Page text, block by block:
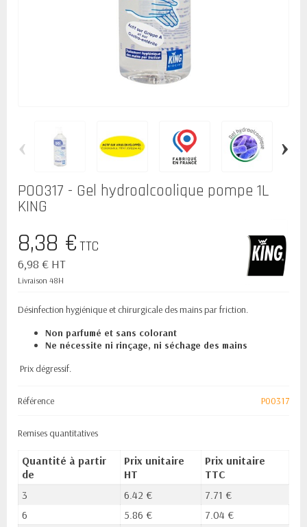
‹ ›
P00317 - Gel hydroalcoolique pompe 1L
KING
8,38 €TTC
6,98 € HT
Livraison 48H
Désinfection hygiénique et chirurgicale des mains par friction.
Non parfumé et sans colorant
Ne nécessite ni rinçage, ni séchage des mains
Prix dégressif.
Référence P00317
Remises quantitatives
Quantité à partir
de
Prix unitaire
HT
Prix unitaire
TTC
3
6.42 €
7.71 €
6
5.86 €
7.04 €